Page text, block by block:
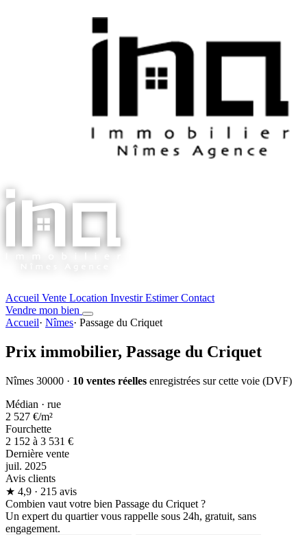
Accueil Vente Location InvestirEstimerContact
Vendre mon bien
Accueil· Nîmes· Passage du Criquet
Prix immobilier, Passage du Criquet
Nîmes 30000 · 10 ventes réelles enregistrées sur cette voie (DVF)
Médian · rue
2 527 €/m²
Fourchette
2 152 à 3 531 €
Dernière vente
juil. 2025
Avis clients
★ 4,9 · 215 avis
Combien vaut votre bien Passage du Criquet ?
Un expert du quartier vous rappelle sous 24h, gratuit, sans
engagement.